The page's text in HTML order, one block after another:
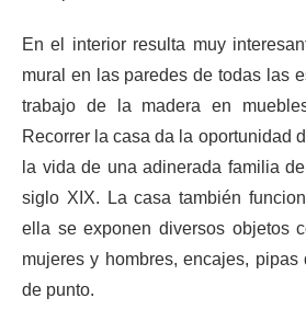
En el interior resulta muy
mural en las paredes de todas las
trabajo de la madera en
Recorrer la casa da la oportunidad
la vida de una adinerada familia de
siglo XIX. La casa también
ella se exponen diversos objetos
mujeres y hombres, encajes,
de punto.